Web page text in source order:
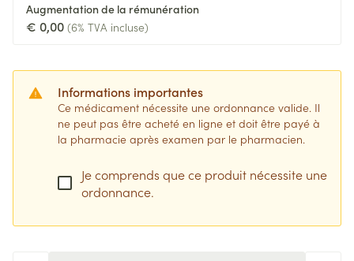
Augmentation de la rémunération
€ 0,00 (6% TVA incluse)
Informations importantes
Ce médicament nécessite une ordonnance valide. Il
ne peut pas être acheté en ligne et doit être payé à
la pharmacie après examen par le pharmacien.
Je comprends que ce produit nécessite une
ordonnance.